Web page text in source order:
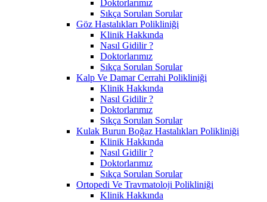
Doktorlarımız
Sıkça Sorulan Sorular
Göz Hastalıkları Polikliniği
Klinik Hakkında
Nasıl Gidilir ?
Doktorlarımız
Sıkça Sorulan Sorular
Kalp Ve Damar Cerrahi Polikliniği
Klinik Hakkında
Nasıl Gidilir ?
Doktorlarımız
Sıkça Sorulan Sorular
Kulak Burun Boğaz Hastalıkları Polikliniği
Klinik Hakkında
Nasıl Gidilir ?
Doktorlarımız
Sıkça Sorulan Sorular
Ortopedi Ve Travmatoloji Polikliniği
Klinik Hakkında